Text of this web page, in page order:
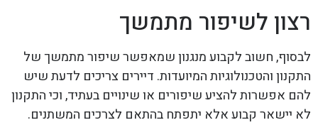
רצון לשיפור מתמשך
לבסוף, חשוב לקבוע מנגנון שמאפשר שיפור מתמשך של
התקנון והטכנולוגיות המיועדות. דיירים צריכים לדעת שיש
להם אפשרות להציע שיפורים או שינויים בעתיד, וכי התקנון
לא יישאר קבוע אלא יתפתח בהתאם לצרכים המשתנים.